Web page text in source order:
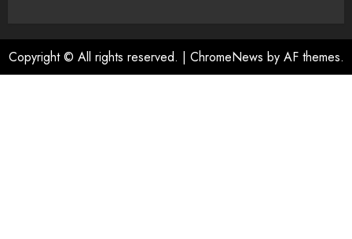
Copyright © All rights reserved. | ChromeNews by AF themes.